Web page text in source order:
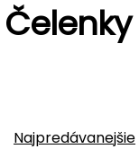
Najpredávanejšie